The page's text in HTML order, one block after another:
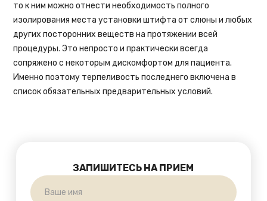
то к ним можно отнести необходимость полного
изолирования места установки штифта от слюны и любых
других посторонних веществ на протяжении всей
процедуры. Это непросто и практически всегда
сопряжено с некоторым дискомфортом для пациента.
Именно поэтому терпеливость последнего включена в
список обязательных предварительных условий.
ЗАПИШИТЕСЬ НА ПРИЕМ